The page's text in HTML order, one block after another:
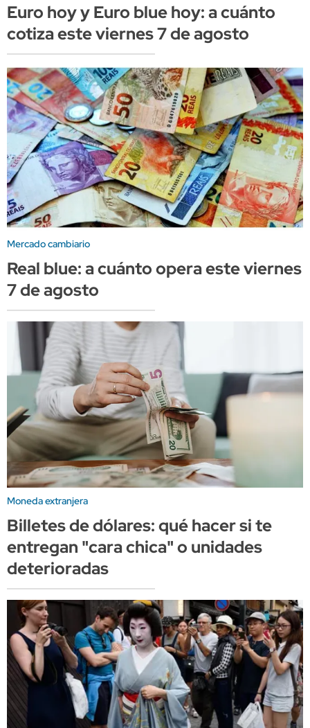
Euro hoy y Euro blue hoy: a cuánto
cotiza este viernes 7 de agosto
Mercado cambiario
Real blue: a cuánto opera este viernes
7 de agosto
Moneda extranjera
Billetes de dólares: qué hacer si te
entregan "cara chica" o unidades
deterioradas